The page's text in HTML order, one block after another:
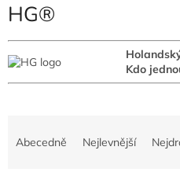
HG®
Kdo
Abecedně Nejlevnější